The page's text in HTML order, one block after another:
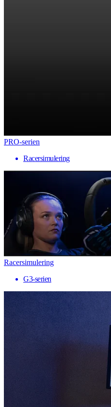
PRO-serien
Racersimulering
Racersimulering
G3-serien